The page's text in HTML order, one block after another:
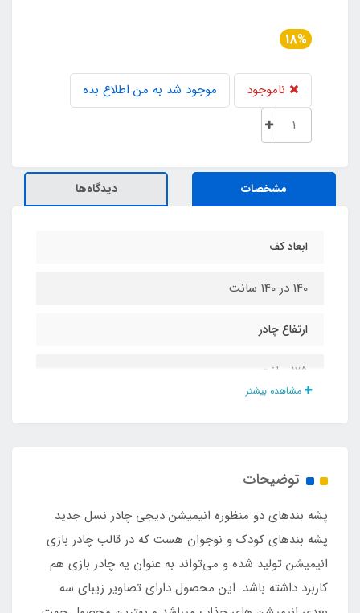
18%
ناموجود موجود شد به من اطلاع بده
مشخصات دیدگاه‌ها
ابعاد کف
140 در 140 سانت
ارتفاع چادر
125 سانت
نوع زیپ
شماره 5
اقلام همراه
مشاهده بیشتر
توضیحات
پشه‌ بندهای دو منظوره انیمیشن دیجی چادر نسل جدید
پشه‌ بندهای کودک و نوجوان هست که در قالب چادر بازی
انیمیشن تولید شده و می‌تواند به عنوان یه چادر بازی هم
کاربرد داشته باشد. این محصول دارای تصاویر زیبای سه